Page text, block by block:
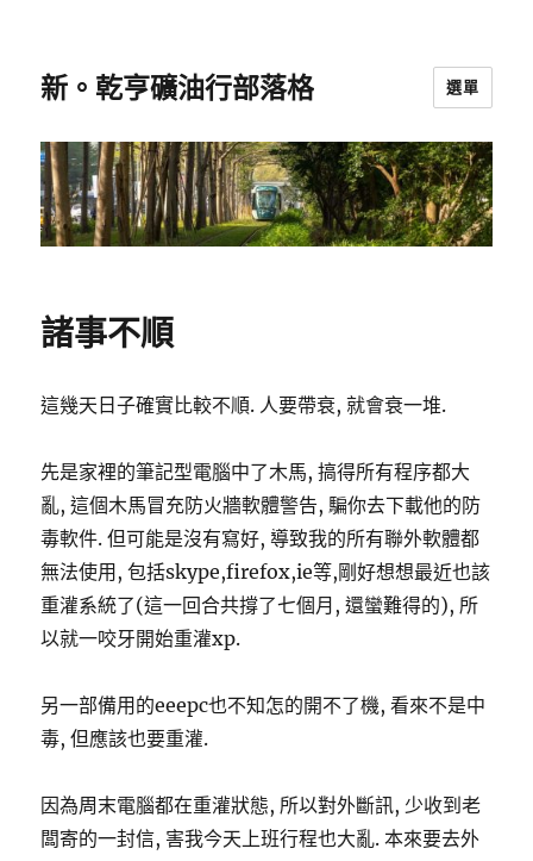
新。乾亨礦油行部落格 選單
諸事不順
這幾天日子確實比較不順. 人要帶衰, 就會衰一堆.
先是家裡的筆記型電腦中了木馬, 搞得所有程序都大
亂, 這個木馬冒充防火牆軟體警告, 騙你去下載他的防
毒軟件. 但可能是沒有寫好, 導致我的所有聯外軟體都
無法使用, 包括skype,firefox,ie等,剛好想想最近也該
重灌系統了(這一回合共撐了七個月, 還蠻難得的), 所
以就一咬牙開始重灌xp.
另一部備用的eeepc也不知怎的開不了機, 看來不是中
毒, 但應該也要重灌.
因為周末電腦都在重灌狀態, 所以對外斷訊, 少收到老
闆寄的一封信, 害我今天上班行程也大亂. 本來要去外